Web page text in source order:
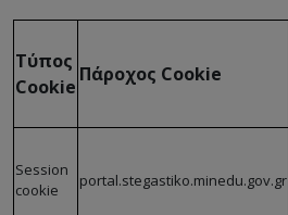
Τύπος
Cookie
Πάροχος Cookie
Session
cookie
portal.stegastiko.minedu.gov.gr